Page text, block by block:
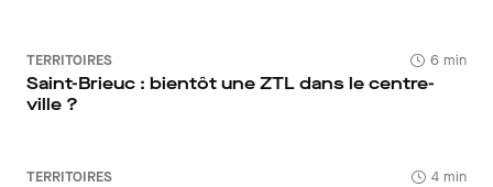
TERRITOIRES 6 min
Saint-Brieuc : bientôt une ZTL dans le centre-
ville ?
TERRITOIRES 4 min